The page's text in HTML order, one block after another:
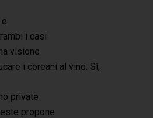
i casi
visione
i coreani al vino. Sì,
private
propone